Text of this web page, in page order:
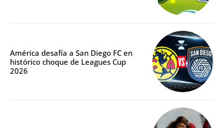
América desafía a San Diego FC en
histórico choque de Leagues Cup
2026